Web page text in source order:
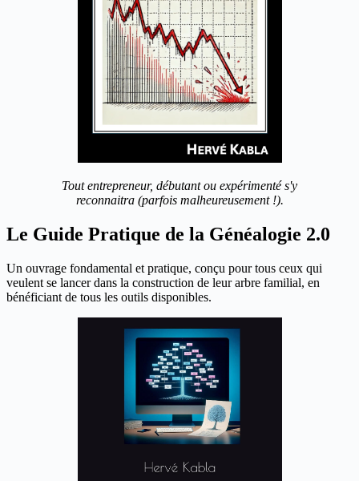
Tout entrepreneur, débutant ou expérimenté s'y
reconnaitra (parfois malheureusement !).
Le Guide Pratique de la Généalogie 2.0
Un ouvrage fondamental et pratique, conçu pour tous ceux qui
veulent se lancer dans la construction de leur arbre familial, en
bénéficiant de tous les outils disponibles.